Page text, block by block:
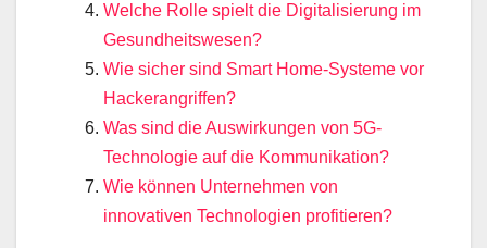
Welche Rolle spielt die Digitalisierung im
Gesundheitswesen?
Wie sicher sind Smart Home-Systeme vor
Hackerangriffen?
Was sind die Auswirkungen von 5G-
Technologie auf die Kommunikation?
Wie können Unternehmen von
innovativen Technologien profitieren?